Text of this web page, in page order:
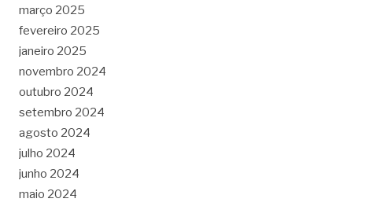
março 2025
fevereiro 2025
janeiro 2025
novembro 2024
outubro 2024
setembro 2024
agosto 2024
julho 2024
junho 2024
maio 2024